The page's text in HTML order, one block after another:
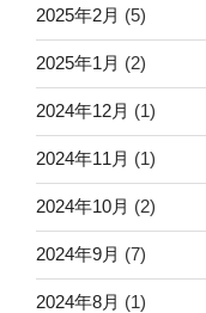
2025年2月 (5)
2025年1月 (2)
2024年12月 (1)
2024年11月 (1)
2024年10月 (2)
2024年9月 (7)
2024年8月 (1)